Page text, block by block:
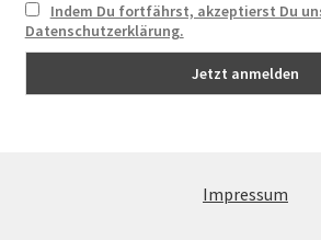
Indem Du fortfährst, akzeptierst Du
Datenschutzerklärung.
Impressum